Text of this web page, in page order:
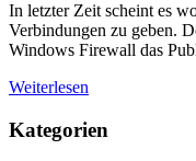
In letzter Zeit scheint es
Verbindungen zu geben.
Windows Firewall das
Weiterlesen
Kategorien